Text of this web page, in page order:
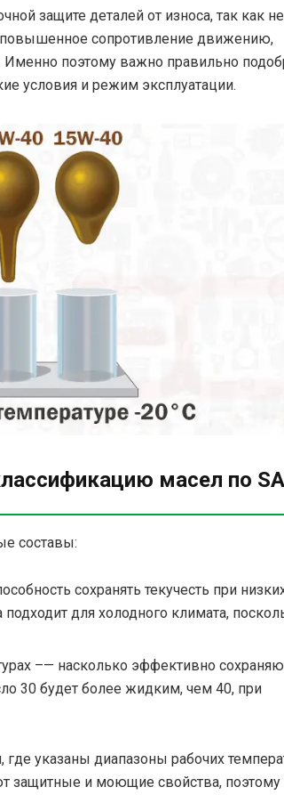
защите деталей от износа, так как не
повышенное сопротивление движению,
Именно поэтому важно правильно
условия и режим эксплуатации.
масел по
составы:
сохранять текучесть при
для холодного климата,
–— насколько эффективно
30 будет более жидким, чем 40, при
где указаны диапазоны рабочих
защитные и моющие свойства, поэтому